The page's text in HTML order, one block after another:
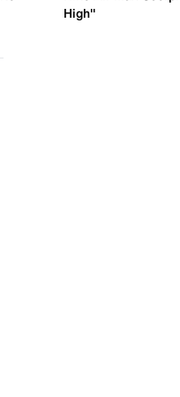
High"